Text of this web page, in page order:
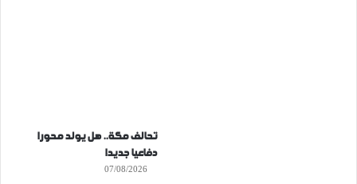
تحالف مكة.. هل يولد محورا
دفاعيا جديدا
07/08/2026